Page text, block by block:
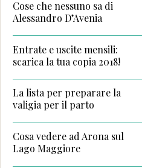
Cose che nessuno sa di
Alessandro D’Avenia
Entrate e uscite mensili:
scarica la tua copia 2018!
La lista per preparare la
valigia per il parto
Cosa vedere ad Arona sul
Lago Maggiore